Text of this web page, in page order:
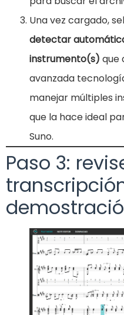
Una vez cargado,
detectar
instrumento(s) que
avanzada
manejar múltiples
que la hace ideal
Suno.
Paso 3: